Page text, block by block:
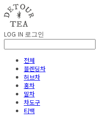
LOG IN 로그인
전체
블렌딩차
허브차
홍차
말차
차도구
티백